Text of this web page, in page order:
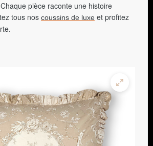
pièce raconte une histoire
tous nos coussins de luxe et profitez